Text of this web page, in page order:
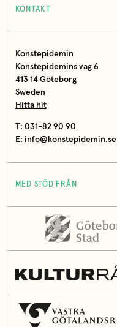
KONTAKT
Konstepidemin
Konstepidemins väg 6
413 14 Göteborg
Sweden
Hitta hit
T: 031-82 90 90
E: info@konstepidemin.se
MED STÖD FRÅN